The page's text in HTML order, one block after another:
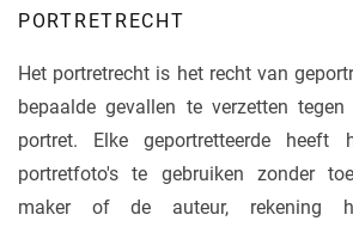
PORTRETRECHT
Het portretrecht is het recht van
bepaalde gevallen te verzetten
portret. Elke geportretteerde
portretfoto's te gebruiken zonder
maker of de auteur, rekening